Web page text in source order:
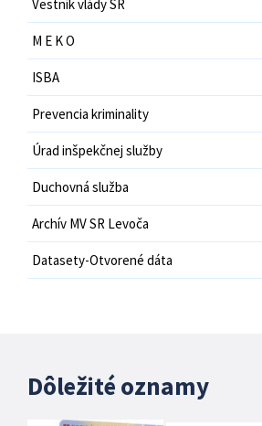
Vestník vlády SR
M E K O
ISBA
Prevencia kriminality
Úrad inšpekčnej služby
Duchovná služba
Archív MV SR Levoča
Datasety-Otvorené dáta
Dôležité oznamy